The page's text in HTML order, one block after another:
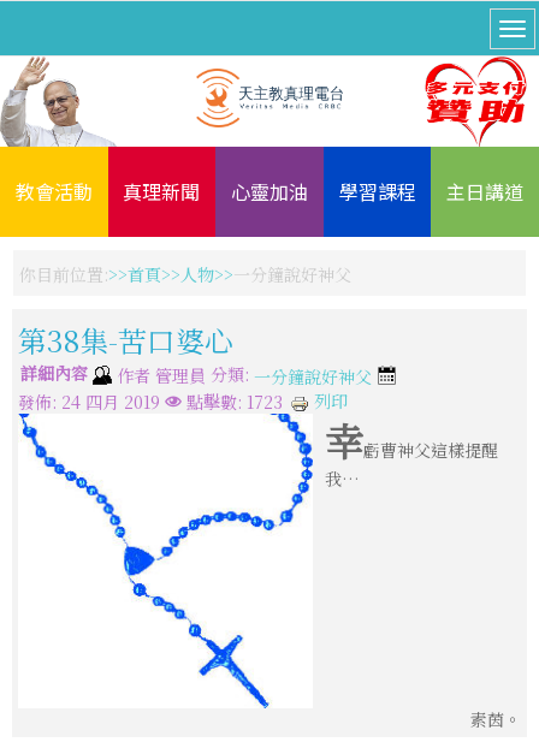
教會活動 真理新聞 心靈加油 學習課程 主日講道
你目前位置: 首頁 人物 一分鐘說好神父
第38集-苦口婆心
詳細內容 作者 管理員 分類: 一分鐘說好神父
發佈: 24 四月 2019
點擊數: 1723 列印
幸虧曹神父這樣提醒
我…
素茵。